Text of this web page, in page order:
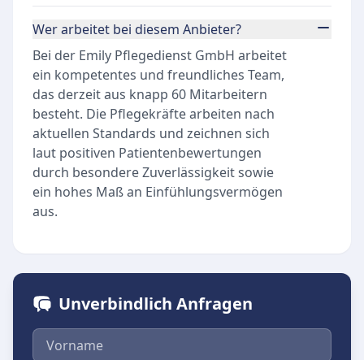
Wer arbeitet bei diesem Anbieter?
Bei der Emily Pflegedienst GmbH arbeitet
ein kompetentes und freundliches Team,
das derzeit aus knapp 60 Mitarbeitern
besteht. Die Pflegekräfte arbeiten nach
aktuellen Standards und zeichnen sich
laut positiven Patientenbewertungen
durch besondere Zuverlässigkeit sowie
ein hohes Maß an Einfühlungsvermögen
aus.
Unverbindlich Anfragen
Vorname